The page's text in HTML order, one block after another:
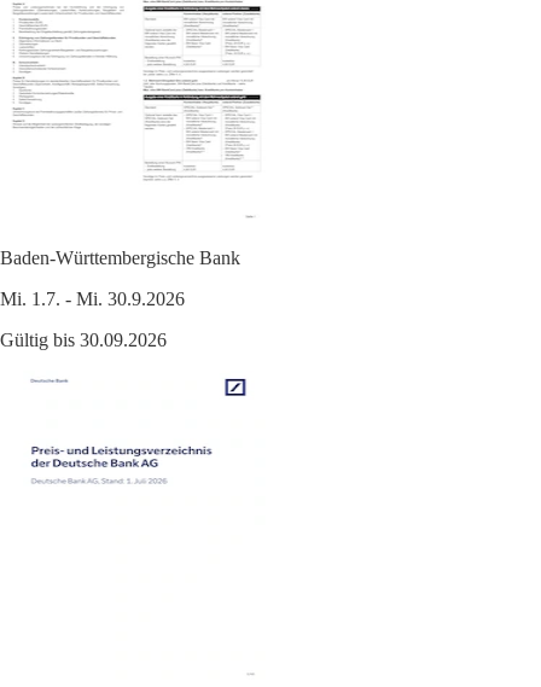
Baden-Württembergische Bank
Mi. 1.7. - Mi. 30.9.2026
Gültig bis 30.09.2026